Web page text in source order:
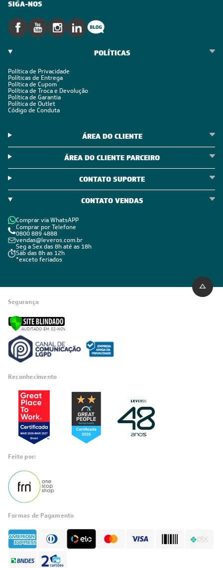
SIGA-NOS
POLÍTICAS
Política de Privacidade
Políticas de Entrega
Política de Cupom
Política de Troca e Devolução
Política de Garantia
Política de Outlet
Código de Conduta
ÁREA DO CLIENTE
ÁREA DO CLIENTE PARCEIRO
CONTATO SUPORTE
CONTATO VENDAS
Comprar via WhatsAPP
Comprar por Telefone
0800 889 4888
vendas@leveros.com.br
Seg a Sex das 8h até as 18h
Sáb das 8h as 12h
*exceto feriados
Segurança
Reconhecimento
Feito por:
Formas de Pagamento
Fale com a LIA